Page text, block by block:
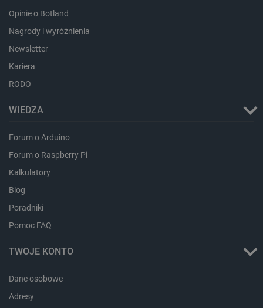
Opinie o Botland
Nagrody i wyróżnienia
Newsletter
Kariera
RODO
WIEDZA
Forum o Arduino
Forum o Raspberry Pi
Kalkulatory
Blog
Poradniki
Pomoc FAQ
TWOJE KONTO
Dane osobowe
Adresy
botland.com.pl